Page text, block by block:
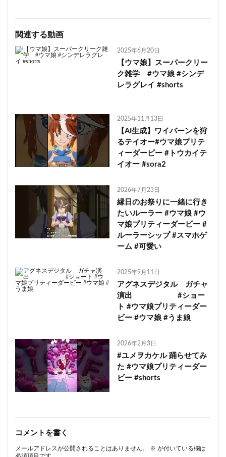
関連する動画
2025年6月20日
【ウマ娘】スーパークリー
ク雑学 #ウマ娘 #シンデ
レラグレイ #shorts
2025年11月13日
【AI生成】ワイバーンを狩
るテイオー#ウマ娘プリテ
ィーダービー #トウカイテ
イオー #sora2
2026年7月23日
縁日のお祭りに一緒に行き
たいルーラー #ウマ娘 #ウ
マ娘プリティーダービー #
ルーラーシップ #スマホゲ
ーム #可愛い
2025年9月11日
アグネスデジタル ガチャ
演出 #ショー
ト #ウマ娘プリティーダー
ビー #ウマ娘 #うま娘
2026年2月3日
#ユメヲカケル 踊らせてみ
た #ウマ娘プリティーダー
ビー #shorts
コメントを書く
メールアドレスが公開されることはありません。 ※ が付いている欄は